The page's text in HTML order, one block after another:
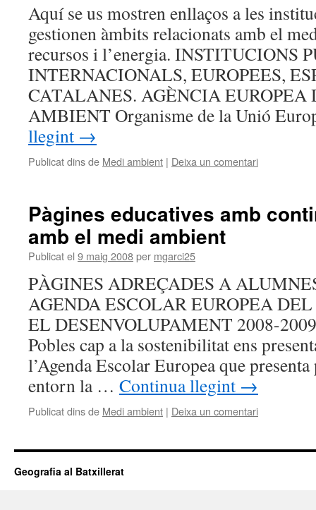
Aquí se us mostren enllaços a les
gestionen àmbits relacionats amb el
recursos i l’energia. INSTITUCIONS
INTERNACIONALS, EUROPEES,
CATALANES. AGÈNCIA
AMBIENT Organisme de la Unió
llegint →
Publicat dins de Medi ambient | Deixa un comentari
Pàgines educatives amb
amb el medi ambient
Publicat el 9 maig 2008per mgarci25
PÀGINES ADREÇADES A
AGENDA ESCOLAR EUROPEA
EL DESENVOLUPAMENT 2008-
Pobles cap a la sostenibilitat ens
l’Agenda Escolar Europea que
entorn la … Continua llegint →
Publicat dins de Medi ambient | Deixa un comentari
Geografia al Batxillerat